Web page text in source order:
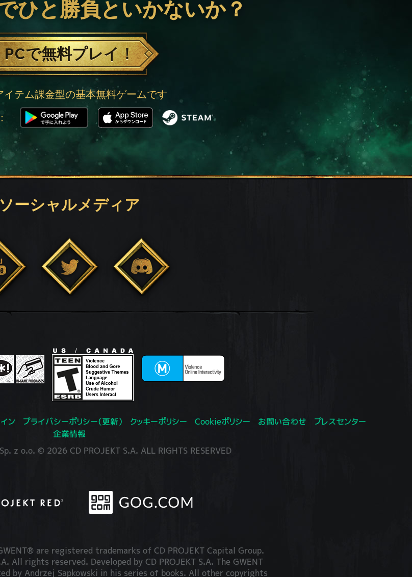
ひと勝負といかないか？
PCで無料プレイ！
イテム課金型の基本無料ゲームです
ソーシャルメディア
ン プライバシーポリシー（更新） クッキーポリシー Cookieポリシー お問い合わせ
プレスセンター
企業情報
Sp. z o.o. © 2026 CD PROJEKT S.A. ALL RIGHTS RESERVED
are registered trademarks of CD PROJEKT Capital Group.
All rights reserved. Developed by CD PROJEKT S.A. The GWENT
by Andrzej Sapkowski in his series of books. All other copyrights